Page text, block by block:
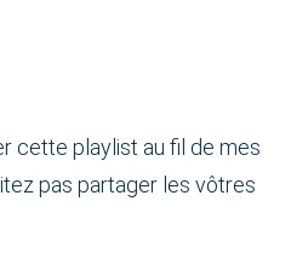
cette playlist au fil de mes
pas partager les vôtres